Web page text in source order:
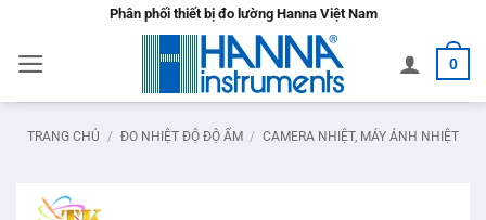
nội
dung
Phân phối thiết bị đo lường Hanna Việt Nam
0
TRANG CHỦ / ĐO NHIỆT ĐỘ ĐỘ ẨM / CAMERA NHIỆT, MÁY ẢNH NHIỆT